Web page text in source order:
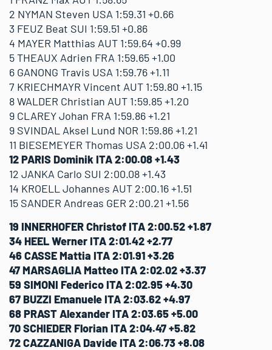
2 NYMAN Steven USA 1:59.31 +0.66
3 FEUZ Beat SUI 1:59.51 +0.86
4 MAYER Matthias AUT 1:59.64 +0.99
5 THEAUX Adrien FRA 1:59.65 +1.00
6 GANONG Travis USA 1:59.76 +1.11
7 KRIECHMAYR Vincent AUT 1:59.80 +1.15
8 WALDER Christian AUT 1:59.85 +1.20
9 CLAREY Johan FRA 1:59.86 +1.21
9 SVINDAL Aksel Lund NOR 1:59.86 +1.21
11 BIESEMEYER Thomas USA 2:00.06 +1.41
12 PARIS Dominik ITA 2:00.08 +1.43
12 JANKA Carlo SUI 2:00.08 +1.43
14 KROELL Johannes AUT 2:00.16 +1.51
15 SANDER Andreas GER 2:00.21 +1.56
19 INNERHOFER Christof ITA 2:00.52 +1.87
34 HEEL Werner ITA 2:01.42 +2.77
46 CASSE Mattia ITA 2:01.91 +3.26
47 MARSAGLIA Matteo ITA 2:02.02 +3.37
59 SIMONI Federico ITA 2:02.95 +4.30
67 BUZZI Emanuele ITA 2:03.62 +4.97
68 PRAST Alexander ITA 2:03.65 +5.00
70 SCHIEDER Florian ITA 2:04.47 +5.82
72 CAZZANIGA Davide ITA 2:06.73 +8.08